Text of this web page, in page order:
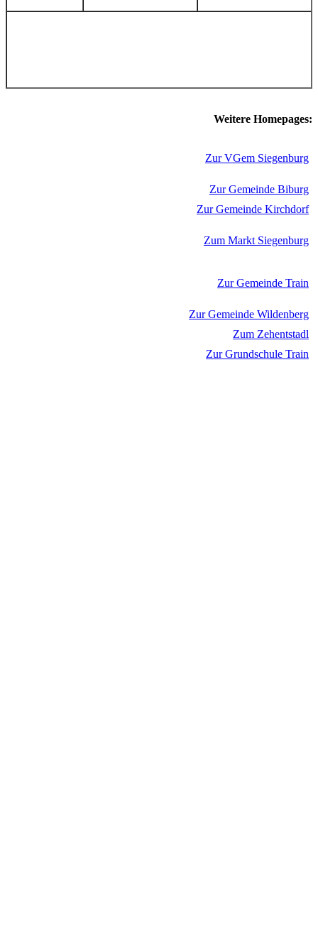
Weitere Homepages:
Zur VGem Siegenburg
Zur Gemeinde Biburg
Zur Gemeinde Kirchdorf
Zum Markt Siegenburg
Zur Gemeinde Train
Zur Gemeinde Wildenberg
Zum Zehentstadl
Zur Grundschule Train